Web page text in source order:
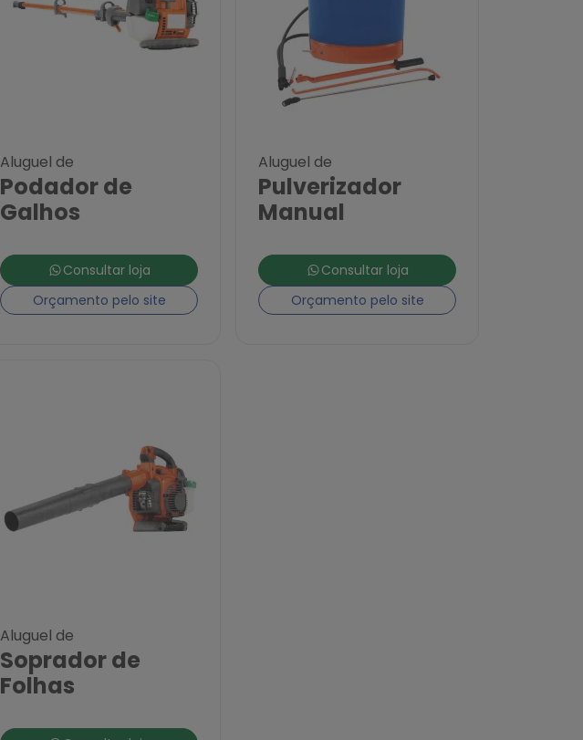
Aluguel de
Podador de
Galhos
Consultar loja
Orçamento pelo site
Aluguel de
Pulverizador
Manual
Consultar loja
Orçamento pelo site
Aluguel de
Soprador de
Folhas